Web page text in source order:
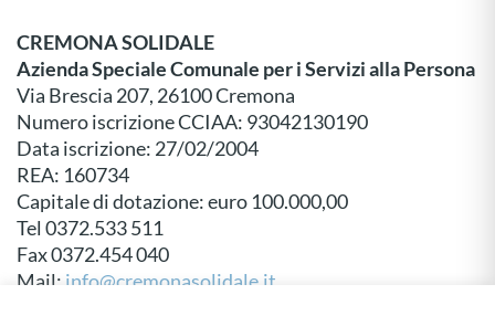
CREMONA SOLIDALE
Azienda Speciale Comunale per i Servizi alla Persona
Via Brescia 207, 26100 Cremona
Numero iscrizione CCIAA: 93042130190
Data iscrizione: 27/02/2004
REA: 160734
Capitale di dotazione: euro 100.000,00
Tel 0372.533 511
Fax 0372.454 040
Mail: info@cremonasolidale.it